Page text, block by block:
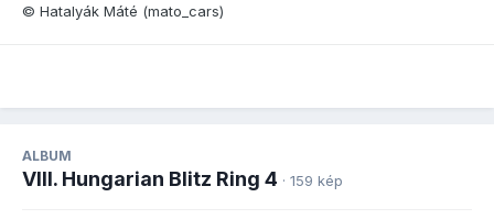
© Hatalyák Máté (mato_cars)
ALBUM
VIII. Hungarian Blitz Ring 4 · 159 kép